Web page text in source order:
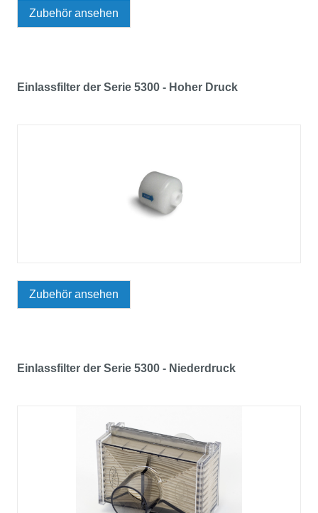
Zubehör ansehen
Einlassfilter der Serie 5300 - Hoher Druck
Zubehör ansehen
Einlassfilter der Serie 5300 - Niederdruck